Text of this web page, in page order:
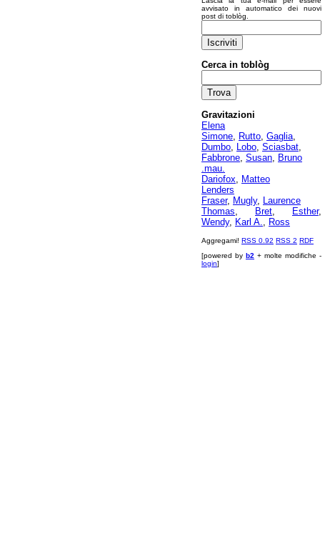
avvisato in automatico dei nuovi
post di toblòg.
Cerca in toblòg
Gravitazioni
Elena
Simone, Rutto, Gaglia,
Dumbo, Lobo, Sciasbat,
Fabbrone, Susan, Bruno
.mau.
Dariofox, Matteo
Lenders
Fraser, Mugly, Laurence
Thomas, Bret, Esther,
Wendy, Karl A., Ross
Aggregami! RSS 0.92 RSS 2 RDF
[powered by b2 + molte modifiche -
login]